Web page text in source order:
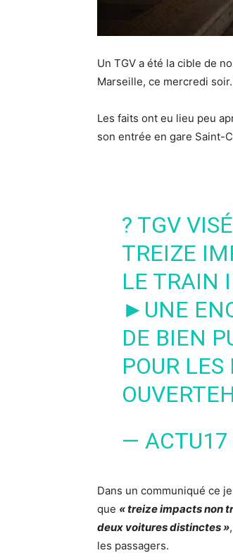
Un TGV a été la cible de
Marseille, ce mercredi
Les faits ont eu lieu peu
son entrée en gare Saint-
? TGV
TREIZE
LE TRAIN
►UNE
DE BIEN
POUR
OUVERTE
— ACTU17
Dans un communiqué ce
que « treize impacts non
deux voitures distinctes »
les passagers.